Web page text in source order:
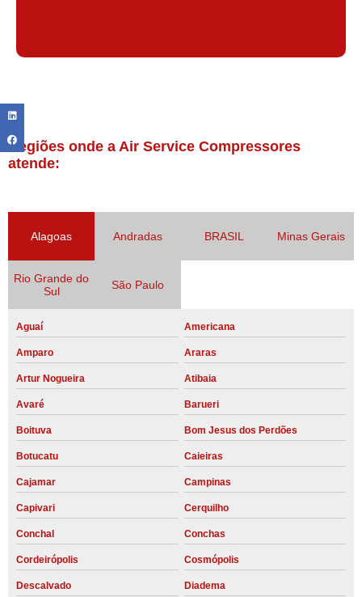
Regiões onde a Air Service Compressores
atende:
Alagoas Andradas BRASIL Minas Gerais
Rio Grande do
Sul
São Paulo
Aguaí Americana
Amparo Araras
Artur Nogueira Atibaia
Avaré Barueri
Boituva Bom Jesus dos Perdões
Botucatu Caieiras
Cajamar Campinas
Capivari Cerquilho
Conchal Conchas
Cordeirópolis Cosmópolis
Descalvado Diadema